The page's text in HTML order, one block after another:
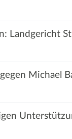
Landgericht
Michael